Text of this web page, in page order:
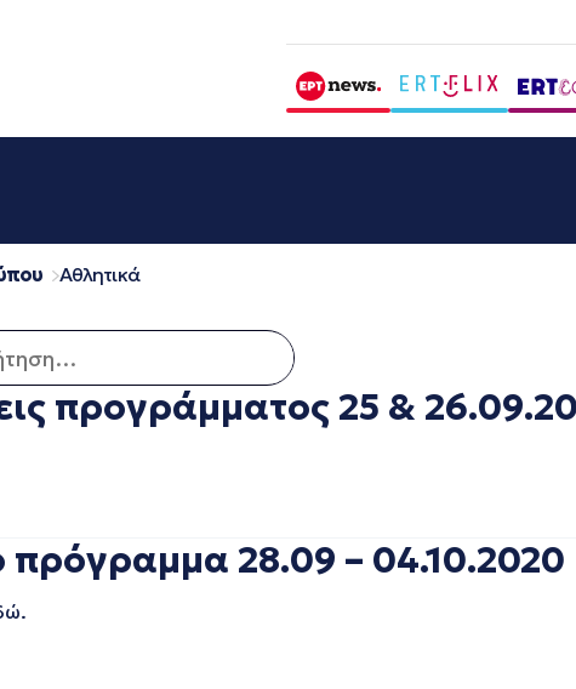
Αθλητικά
για:
προγράμματος 25 &
πρόγραμμα 28.09 – 04.10.2020